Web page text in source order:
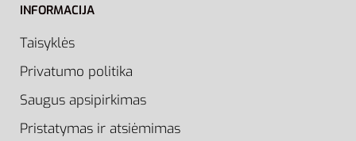
INFORMACIJA
Taisyklės
Privatumo politika
Saugus apsipirkimas
Pristatymas ir atsiėmimas